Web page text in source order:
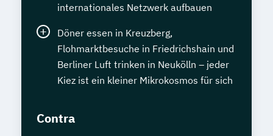
internationales Netzwerk aufbauen
Döner essen in Kreuzberg,
Flohmarktbesuche in Friedrichshain und
Berliner Luft trinken in Neukölln – jeder
Kiez ist ein kleiner Mikrokosmos für sich
Contra